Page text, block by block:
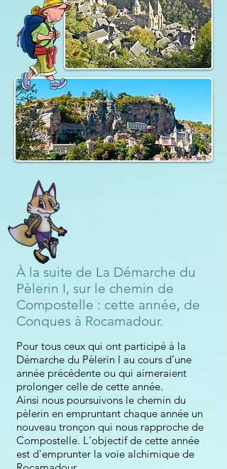
À la suite de La Démarche du
Pèlerin I, sur le chemin de
Compostelle : cette année, de
Conques à Rocamadour.
Pour tous ceux qui ont participé à la
Démarche du Pèlerin I au cours d’une
année précédente ou qui aimeraient
prolonger celle de cette année.
Ainsi nous poursuivons le chemin du
pèlerin en empruntant chaque année un
nouveau tronçon qui nous rapproche de
Compostelle. L'objectif de cette année
est d'emprunter la voie alchimique de